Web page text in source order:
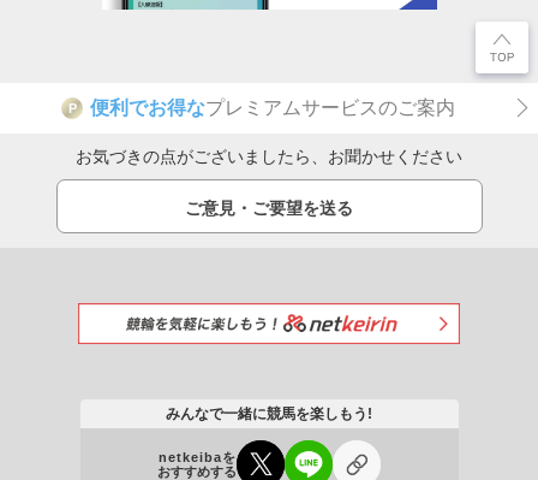
P 便利でお得なプレミアムサービスのご案内
お気づきの点がございましたら、お聞かせください
ご意見・ご要望を送る
みんなで一緒に競馬を楽しもう!
netkeibaを
おすすめする